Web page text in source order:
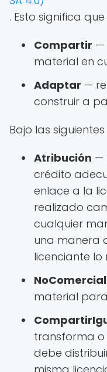
. Esto significa
Compartir —
material en
Adaptar —
construir a
Bajo las
Atribución —
crédito
enlace a la
realizado
cualquier
una manera
licenciante lo
NoComercial
material
transforma
debe